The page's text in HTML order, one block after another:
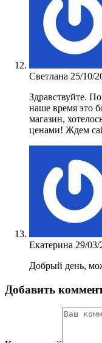
Светлана 25/10/
Здравствуйте.
наше время это
магазин,
ценами! Ждем
Екатерина 29/03/
Добрый день,
Добавить